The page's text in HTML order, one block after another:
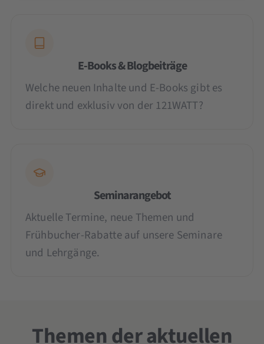
E-Books & Blogbeiträge
Welche neuen Inhalte und E-Books gibt es
direkt und exklusiv von der 121WATT?
Seminarangebot
Aktuelle Termine, neue Themen und
Frühbucher-Rabatte auf unsere Seminare
und Lehrgänge.
Themen der aktuellen